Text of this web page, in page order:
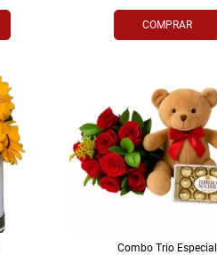
COMPRAR
Combo Trio Especial